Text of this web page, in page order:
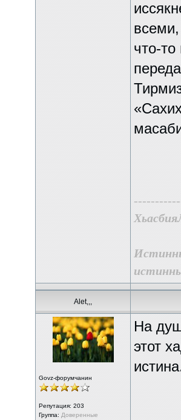
всеми,
что-то
Alet,,,
Govz-форумчанин
Репутация: 203
Группа: Доверенные
На
этот